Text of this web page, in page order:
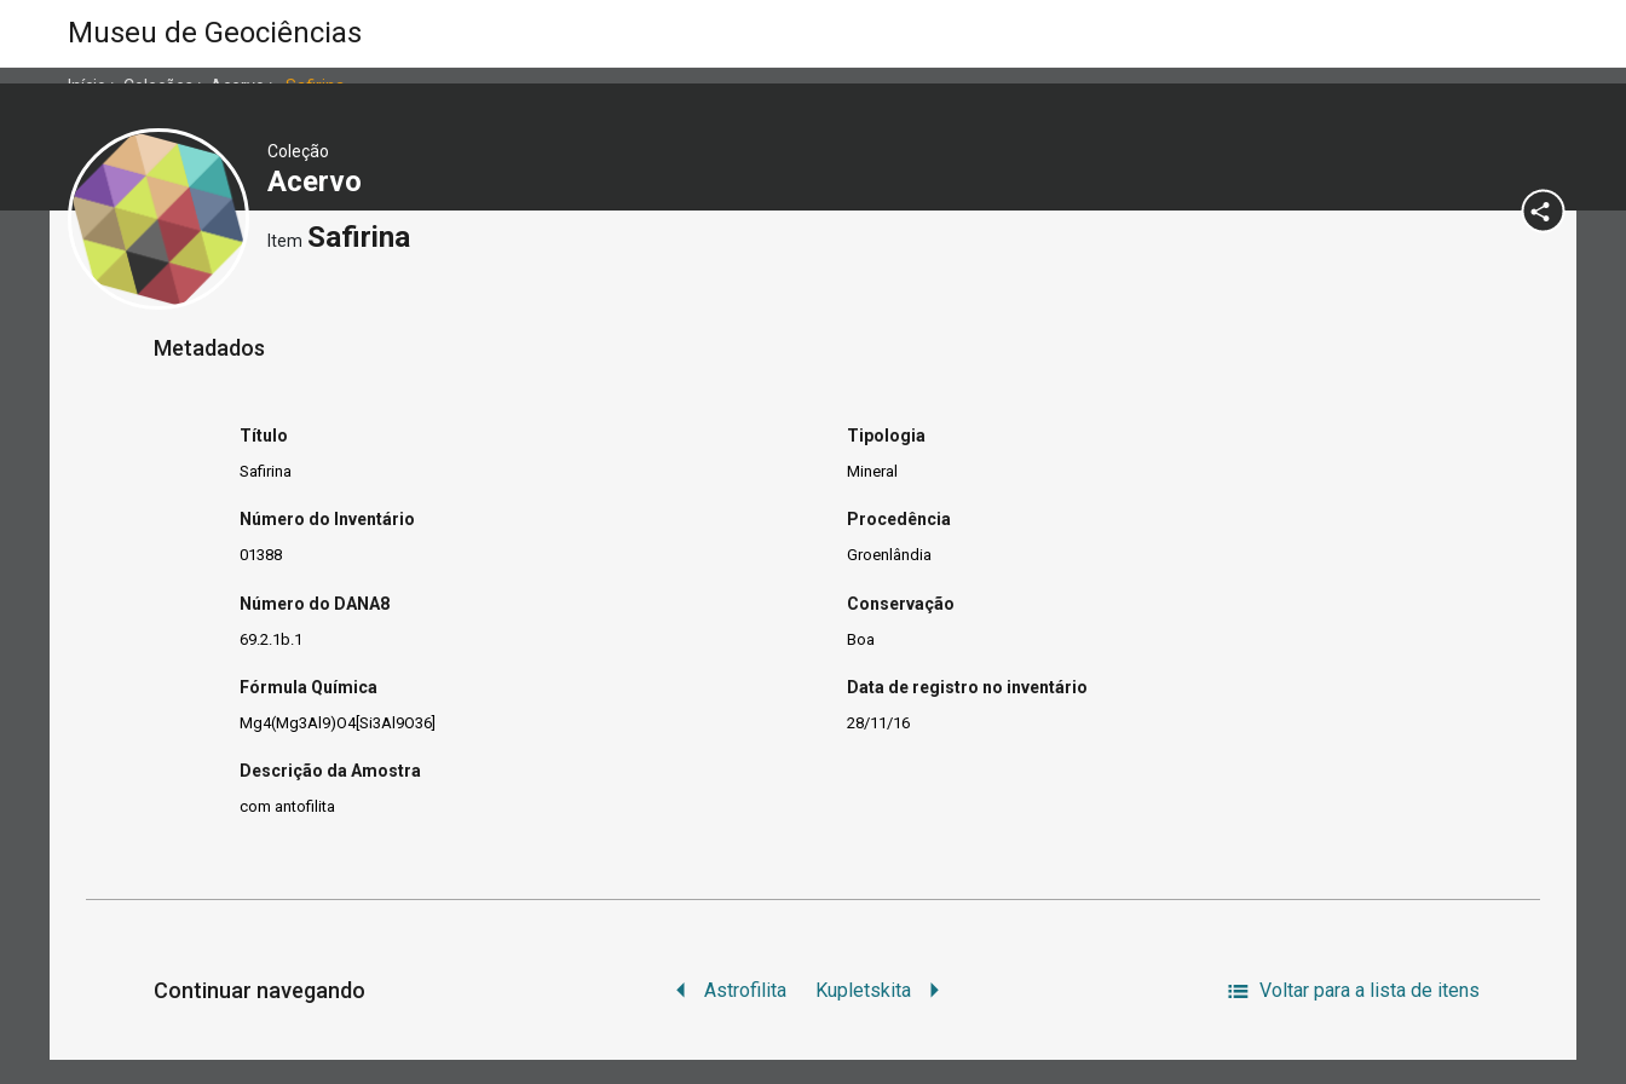
Museu de Geociências
Início>Coleções>Acervo>Safirina
Coleção
Acervo
Item Safirina
Metadados
Título
Safirina
Número do Inventário
01388
Número do DANA8
69.2.1b.1
Fórmula Química
Mg4(Mg3Al9)O4[Si3Al9O36]
Descrição da Amostra
com antofilita
Tipologia
Mineral
Procedência
Groenlândia
Conservação
Boa
Data de registro no inventário
28/11/16
Continuar navegando Astrofilita Kupletskita Voltar para a lista de itens